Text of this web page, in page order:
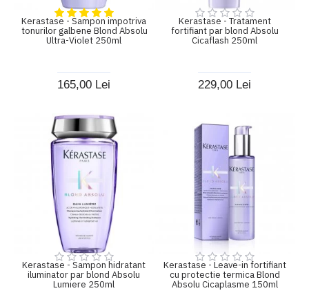
Kerastase - Sampon impotriva
tonurilor galbene Blond Absolu
Ultra-Violet 250ml
165,00 Lei
Kerastase - Tratament
fortifiant par blond Absolu
Cicaflash 250ml
229,00 Lei
Kerastase - Sampon hidratant
iluminator par blond Absolu
Lumiere 250ml
Kerastase - Leave-in fortifiant
cu protectie termica Blond
Absolu Cicaplasme 150ml